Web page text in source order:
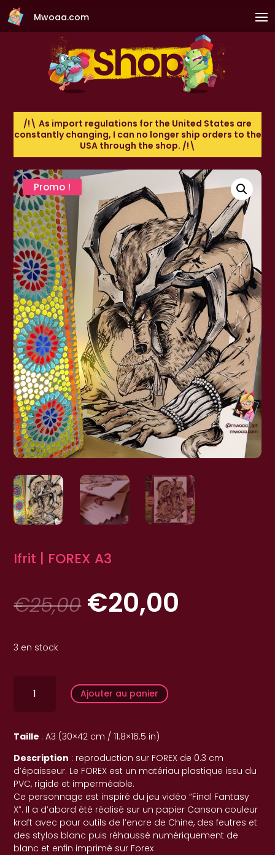
Mwoaa.com
/!\ As import regulations for the United States are
constantly changing, I can no longer ship orders to the
USA through the shop. /!\
Promo !
Ifrit | FOREX A3
€25,00 Le
prix
initial
€20,00
3 en stock
A3
Ajouter au panier
Taille : A3 (30×42 cm / 11.8×16.5 in)
Description : reproduction sur FOREX de 0.3 cm
d’épaisseur. Le FOREX est un matériau plastique issu du
PVC, rigide et imperméable.
Ce personnage est inspiré du jeu vidéo “Final Fantasy
X”. Il a d’abord été réalisé sur un papier Canson couleur
kraft avec pour outils de l’encre de Chine, des feutres et
des stylos blanc puis réhaussé numériquement de
blanc et enfin imprimé sur Forex